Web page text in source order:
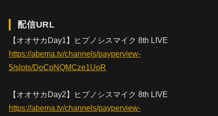
配信URL
【オオサカDay1】ヒプノシスマイク 8th LIVE
https://abema.tv/channels/payperview-
5/slots/DoCpNQMCze1UoR
【オオサカDay2】ヒプノシスマイク 8th LIVE
https://abema.tv/channels/payperview-